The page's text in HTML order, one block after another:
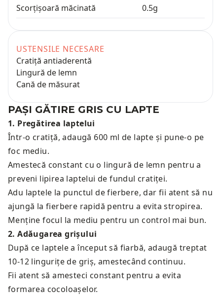
Scorțișoară măcinată
0.5g
USTENSILE NECESARE
Cratiță antiaderentă
Lingură de lemn
Cană de măsurat
PAȘI GĂTIRE GRIS CU LAPTE
1. Pregătirea laptelui
Într-o cratiță, adaugă 600 ml de lapte și pune-o pe
foc mediu.
Amestecă constant cu o lingură de lemn pentru a
preveni lipirea laptelui de fundul cratiței.
Adu laptele la punctul de fierbere, dar fii atent să nu
ajungă la fierbere rapidă pentru a evita stropirea.
Menține focul la mediu pentru un control mai bun.
2.Adăugarea grișului
După ce laptele a început să fiarbă, adaugă treptat
10-12 lingurițe de griș, amestecând continuu.
Fii atent să amesteci constant pentru a evita
formarea cocoloașelor.